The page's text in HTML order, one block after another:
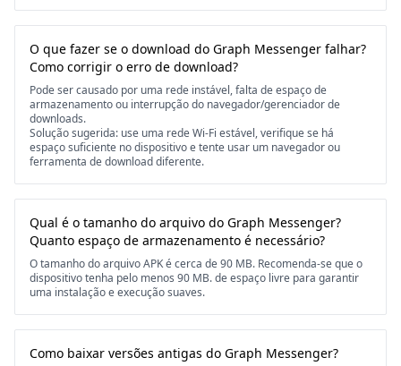
O que fazer se o download do Graph Messenger falhar?
Como corrigir o erro de download?
Pode ser causado por uma rede instável, falta de espaço de
armazenamento ou interrupção do navegador/gerenciador de
downloads.
Solução sugerida: use uma rede Wi-Fi estável, verifique se há
espaço suficiente no dispositivo e tente usar um navegador ou
ferramenta de download diferente.
Qual é o tamanho do arquivo do Graph Messenger?
Quanto espaço de armazenamento é necessário?
O tamanho do arquivo APK é cerca de 90 MB. Recomenda-se que o
dispositivo tenha pelo menos 90 MB. de espaço livre para garantir
uma instalação e execução suaves.
Como baixar versões antigas do Graph Messenger?